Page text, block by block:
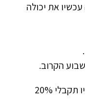
את יכולה
הקרוב.
כל… מה שתמשיכי לקנות בסטודיו תקבלי 20%